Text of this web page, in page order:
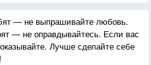
— не выпрашивайте любовь.
— не оправдывайтесь. Если вас
Лучше сделайте себе